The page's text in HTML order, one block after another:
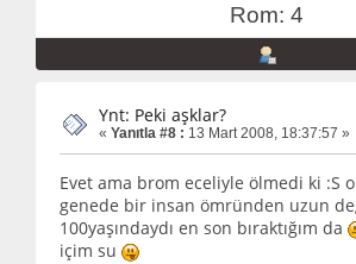
Rom: 4
Ynt: Peki aşklar?
« Yanıtla #8 : 13 Mart 2008, 18:37:57 »
Evet ama brom eceliyle ölmedi ki :S
genede bir insan ömründen uzun
100yaşındaydı en son bıraktığım da
içim su